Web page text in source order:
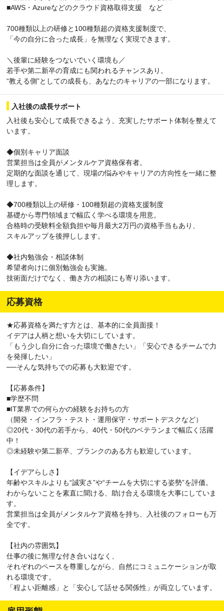
■AWS・Azureなどのクラウド資格取得支援 など
700種類以上の研修と100種類超の資格支援制度で、
「今の自分に合った成長」を無理なく実現できます。
＼後輩に経験をつないでいく環境も／
若手や第二新卒の育成にも関われるチャンスあり。
“教える側”としての成長も、あなたのキャリアの一部になります。
入社後の成長サポート
入社後も安心して成長できるよう、充実したサポート体制を整えて
います。
◆個別キャリア面談
営業担当は全員がメンタルケア資格保有者。
定期的な面談を通じて、現場の悩みやキャリアの方向性を一緒に整
理します。
◆700種類以上の研修・100種類超の資格支援制度
基礎から専門領域まで幅広く学べる環境を用意。
合格時の受験料全額負担や毎月最大2万円の資格手当もあり、
スキルアップを後押しします。
◆社内勉強会・相談体制
希望者向けに個別勉強会も実施。
技術面だけでなく、働き方の相談にも寄り添います。
応募資格
★応募資格を満たす方とは、基本的に全員面接！
イデアは人柄と想いを大切にしています。
「もう少し自分に合った環境で働きたい」「安心できるチームで力
を発揮したい」
──そんな気持ちでの応募も大歓迎です。
【応募条件】
■学歴不問
■IT業界での何らかの経験をお持ちの方
（開発・インフラ・テスト・運用保守・サポートデスクなど）
◎20代・30代の若手から、40代・50代のベテランまで幅広く活躍
中！
◎未経験や第二新卒、ブランクのある方も歓迎しています。
【イデアらしさ】
年齢やスキルよりも“誠実さ”や“チームを大切にする姿勢”を評価。
わからないことを素直に聞ける、助け合える環境を大事にしていま
す。
営業担当は全員がメンタルケア資格を持ち、入社後のフォローも万
全です。
【社内の雰囲気】
仕事の後に無理な付き合いはなく、
それぞれのペースを尊重しながら、自然にコミュニケーションが取
れる環境です。
「程よい距離感」と「安心して話せる関係性」が両立しています。